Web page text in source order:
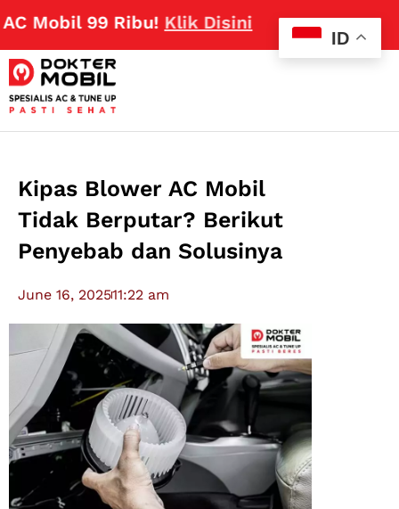
99 Ribu!Klik Disini
Kipas Blower AC Mobil
Tidak Berputar? Berikut
Penyebab dan Solusinya
June 16, 202511:22 am
ID